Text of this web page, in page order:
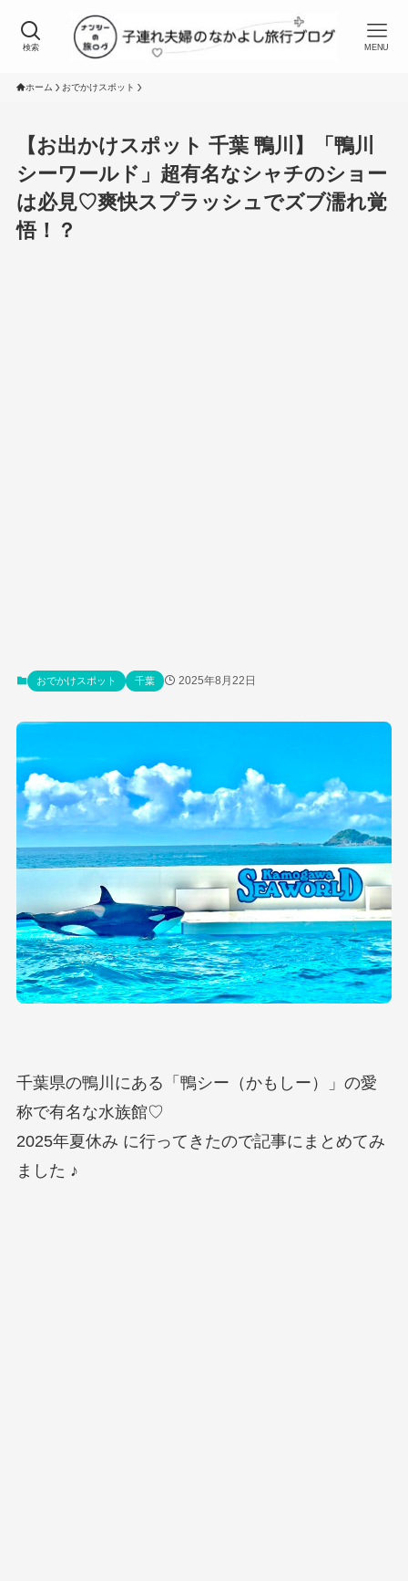
検索 MENU
ホーム おでかけスポット
【お出かけスポット 千葉 鴨川】「鴨川
シーワールド」超有名なシャチのショー
は必見♡爽快スプラッシュでズブ濡れ覚
悟！？
おでかけスポット 千葉 2025年8月22日
千葉県の鴨川にある「鴨シー（かもしー）」の愛
称で有名な水族館♡
2025年夏休み に行ってきたので記事にまとめてみ
ました ♪